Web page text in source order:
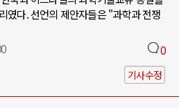
였다. 선언의 제안자들은 "과학과 전쟁
0
기사수정